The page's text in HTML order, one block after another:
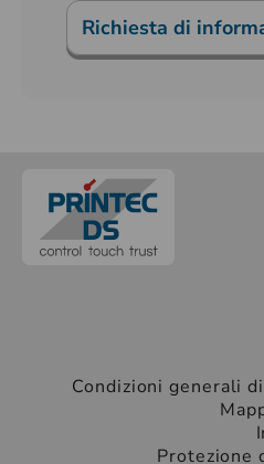
Richiesta di
Condizioni generali
Protezione